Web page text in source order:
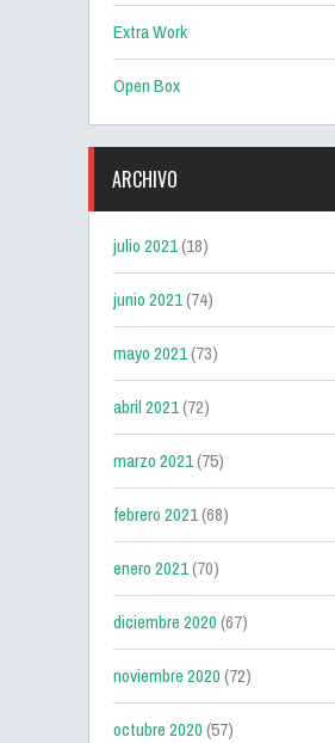
Extra Work
Open Box
ARCHIVO
julio 2021(18)
junio 2021(74)
mayo 2021(73)
abril 2021(72)
marzo 2021(75)
febrero 2021(68)
enero 2021(70)
diciembre 2020(67)
noviembre 2020(72)
octubre 2020(57)